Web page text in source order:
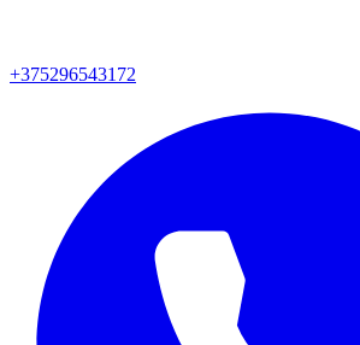
+375296543172